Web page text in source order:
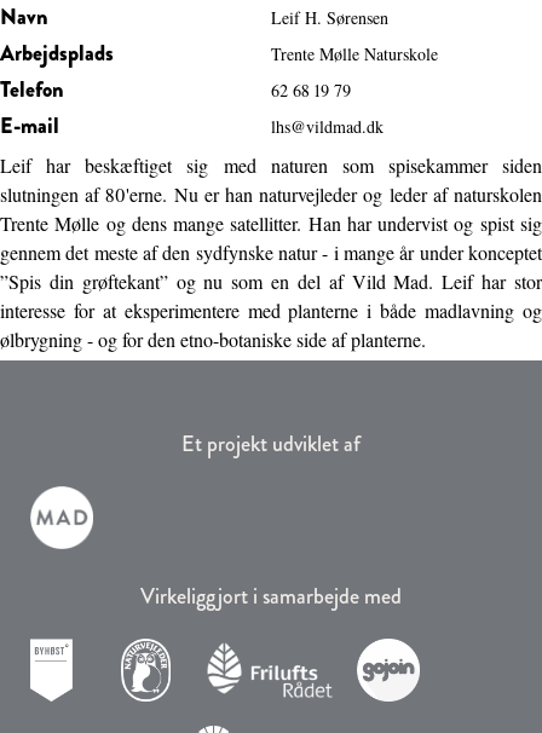
Navn Leif H. Sørensen
Arbejdsplads Trente Mølle Naturskole
Telefon 62 68 19 79
E-mail lhs@vildmad.dk
Leif har beskæftiget sig med naturen som spisekammer siden
slutningen af 80'erne. Nu er han naturvejleder og leder af naturskolen
Trente Mølle og dens mange satellitter. Han har undervist og spist sig
gennem det meste af den sydfynske natur - i mange år under konceptet
”Spis din grøftekant” og nu som en del af Vild Mad. Leif har stor
interesse for at eksperimentere med planterne i både madlavning og
ølbrygning - og for den etno-botaniske side af planterne.
Et projekt udviklet af
Virkeliggjort i samarbejde med